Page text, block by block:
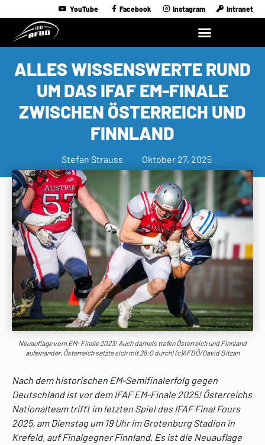
YouTube Facebook Instagram Intranet
ALLES WISSENSWERTE RUND
UM DAS IFAF EM-FINALE
ZWISCHEN ÖSTERREICH UND
FINNLAND
Stefan Strauss Oktober 27, 2025
Neuauflage vom EM-Finale 2023! Auch damals trafen Österreich und Finnland
aufeinander, Österreich setzte sich mit 28:0 durch! (c)AFBÖ/David Bitzan
Nach dem historischen EM-Semifinalerfolg gegen
Deutschland ist vor dem IFAF EM-Finale 2025! Österreichs
Nationalteam trifft im letzten Spiel des IFAF Final Fours
2025, am Dienstag um 19 Uhr im Grotenburg Stadion in
Krefeld, auf Finalgegner Finnland. Es ist die Neuauflage